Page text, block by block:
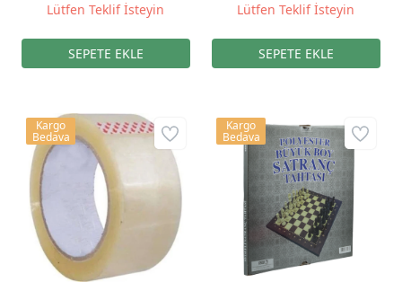
Lütfen Teklif İsteyin Lütfen Teklif İsteyin
Kargo
Bedava
Kargo
Bedava